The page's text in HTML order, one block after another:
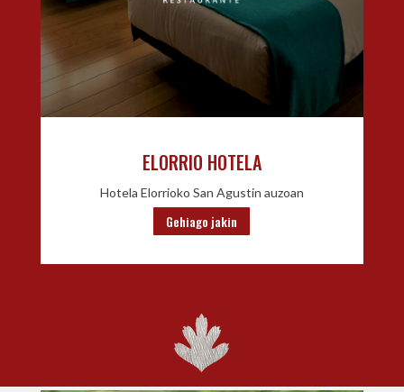
ELORRIO HOTELA
Hotela Elorrioko San Agustin auzoan
Gehiago jakin